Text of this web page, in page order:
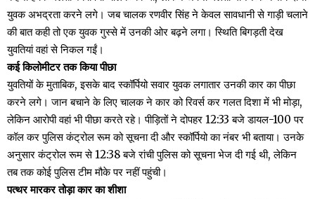
युवक अभद्रता करने लगे। जब चालक रणवीर सिंह ने केवल सावधानी से गाड़ी चलाने
की बात कही तो एक युवक गुस्से में उनकी ओर बढ़ने लगा। स्थिति बिगड़ती देख
युवतियां वहां से निकल गईं।
कई किलोमीटर तक किया पीछा
युवतियों के मुताबिक, इसके बाद स्कॉर्पियो सवार युवक लगातार उनकी कार का पीछा
करने लगे। जान बचाने के लिए चालक ने कार को रिवर्स कर गलत दिशा में भी मोड़ा,
लेकिन आरोपी वहां भी पीछा करते रहे। पीड़ितों ने दोपहर 12:33 बजे डायल-100 पर
कॉल कर पुलिस कंट्रोल रूम को सूचना दी और स्कॉर्पियो का नंबर भी बताया। उनके
अनुसार कंट्रोल रूम से 12:38 बजे रांची पुलिस को सूचना भेज दी गई थी, लेकिन
तब तक कोई पुलिस टीम मौके पर नहीं पहुंची।
पत्थर मारकर तोड़ा कार का शीशा